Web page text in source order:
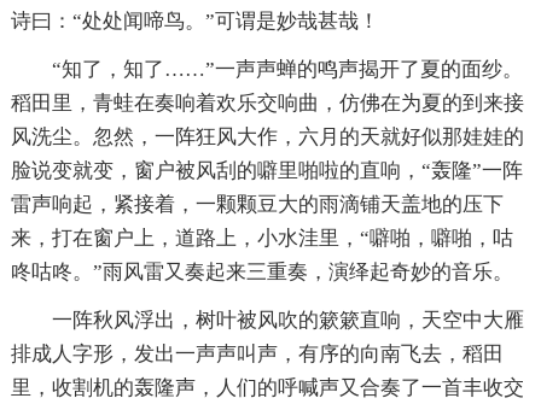
诗曰：“处处闻啼鸟。”可谓是妙哉甚哉！
“知了，知了……”一声声蝉的鸣声揭开了夏的面纱。
稻田里，青蛙在奏响着欢乐交响曲，仿佛在为夏的到来接
风洗尘。忽然，一阵狂风大作，六月的天就好似那娃娃的
脸说变就变，窗户被风刮的噼里啪啦的直响，“轰隆”一阵
雷声响起，紧接着，一颗颗豆大的雨滴铺天盖地的压下
来，打在窗户上，道路上，小水洼里，“噼啪，噼啪，咕
咚咕咚。”雨风雷又奏起来三重奏，演绎起奇妙的音乐。
一阵秋风浮出，树叶被风吹的簌簌直响，天空中大雁
排成人字形，发出一声声叫声，有序的向南飞去，稻田
里，收割机的轰隆声，人们的呼喊声又合奏了一首丰收交